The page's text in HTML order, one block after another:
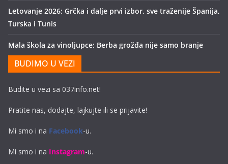
Letovanje 2026: Grčka i dalje prvi izbor, sve traženije Španija,
Turska i Tunis
Mala škola za vinoljupce: Berba grožđa nije samo branje
BUDIMO U VEZI
Budite u vezi sa 037info.net!
Pratite nas, dodajte, lajkujte ili se prijavite!
Mi smo i na Facebook-u.
Mi smo i na Instagram-u.